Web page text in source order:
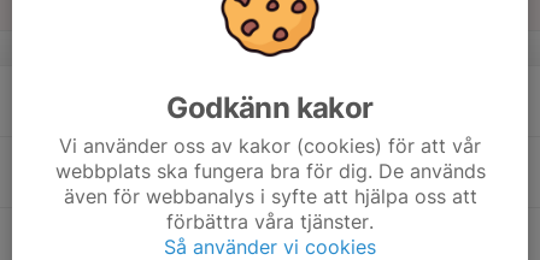
v.38
Godkänn kakor
Vi använder oss av kakor (cookies) för att vår
webbplats ska fungera bra för dig. De används
även för webbanalys i syfte att hjälpa oss att
förbättra våra tjänster.
Så använder vi cookies